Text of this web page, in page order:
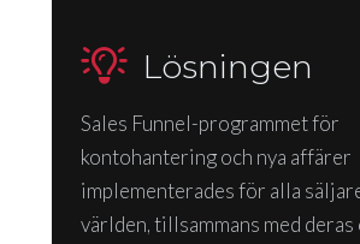
Lösningen
Sales Funnel-programmet för
kontohantering och nya affärer
implementerades för alla
världen, tillsammans med